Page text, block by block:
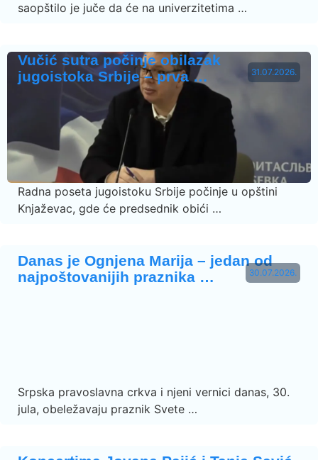
saopštilo je juče da će na univerzitetima …
31.07.2026.
Vučić sutra počinje obilazak
jugoistoka Srbije – prva …
Radna poseta jugoistoku Srbije počinje u opštini
Knjaževac, gde će predsednik obići …
30.07.2026.
Danas je Ognjena Marija – jedan od
najpoštovanijih praznika …
Srpska pravoslavna crkva i njeni vernici danas, 30.
jula, obeležavaju praznik Svete …